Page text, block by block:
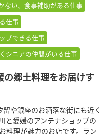
ない、食事補助がある仕事
仕事
プできる仕事
シニアの仲間がいる仕事
の郷土料理をお届けす
や銀座のお洒落な街にも近く
と愛媛のアンテナショップの
料理が魅力のお店です。ラン